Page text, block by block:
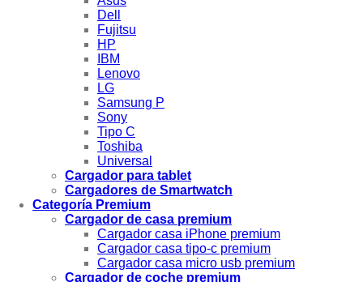
Dell
Fujitsu
HP
IBM
Lenovo
LG
Samsung P
Sony
Tipo C
Toshiba
Universal
Cargador para tablet
Cargadores de Smartwatch
Categoría Premium
Cargador de casa premium
Cargador casa iPhone premium
Cargador casa tipo-c premium
Cargador casa micro usb premium
Cargador de coche premium